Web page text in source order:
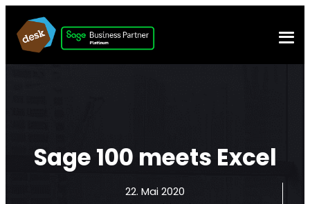
Sage 100 meets Excel
22. Mai 2020